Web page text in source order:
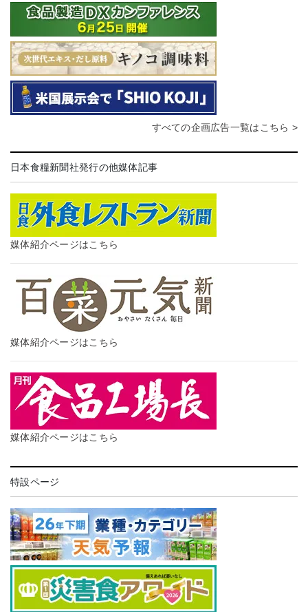
すべての企画広告一覧はこちら >
日本食糧新聞社発行の他媒体記事
媒体紹介ページはこちら
媒体紹介ページはこちら
媒体紹介ページはこちら
特設ページ